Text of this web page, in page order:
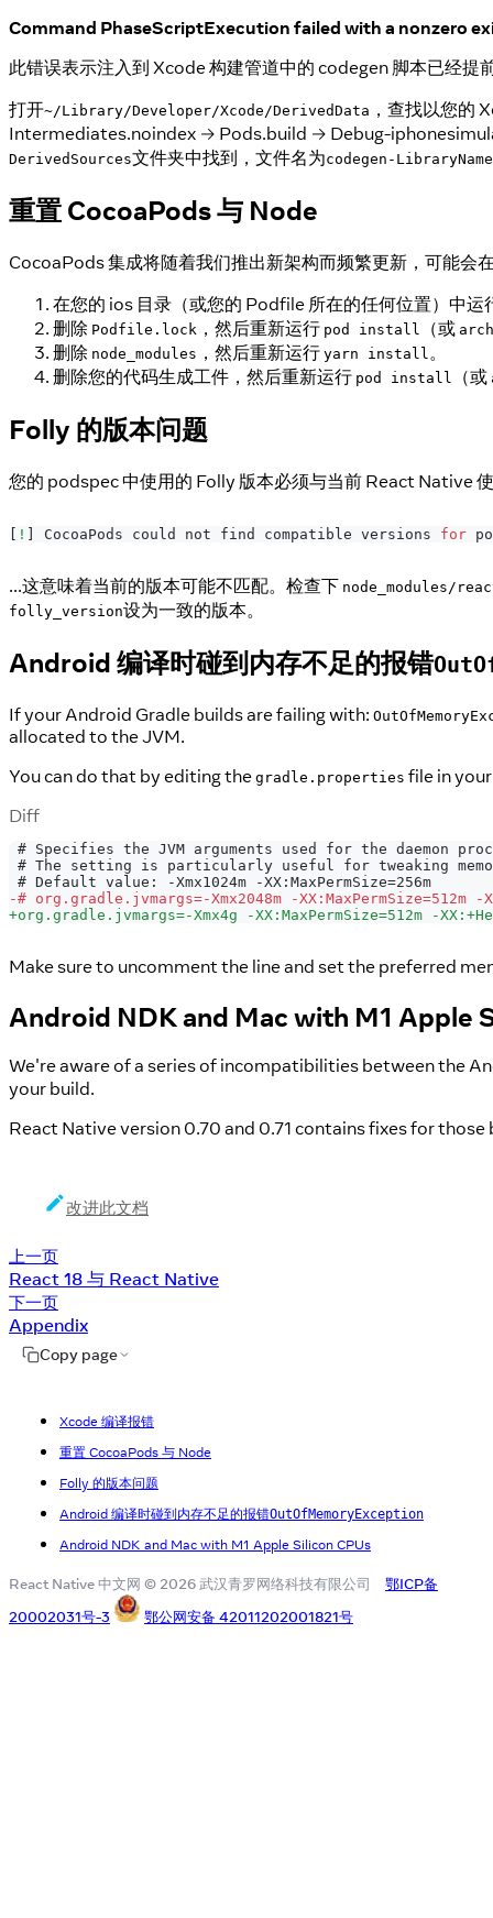
Command PhaseScriptExecution failed with a nonzero
此错误表示注入到 Xcode 构建管道中的 codegen 脚本已经
打开~/Library/Developer/Xcode/DerivedData ，查找以您的
Intermediates.noindex → Pods.build → Debug-
DerivedSources文件夹中找到，文件名为codegen-
重置 CocoaPods 与 Node
CocoaPods 集成将随着我们推出新架构而频繁更新，可能会
在您的 ios 目录（或您的 Podfile 所在的任何位置）中运
删除 Podfile.lock ，然后重新运行 pod install （或
删除 node_modules ，然后重新运行 yarn install。
删除您的代码生成工件，然后重新运行 pod install （或
Folly 的版本问题
您的 podspec 中使用的 Folly 版本必须与当前 React Native
! CocoaPods could not find compatible versions for
...这意味着当前的版本可能不匹配。检查下 node_modules/
folly_version设为一致的版本。
Android 编译时碰到内存不足的报错
If your Android Gradle builds are failing with:
allocated to the JVM.
You can do that by editing the gradle.properties file in
Diff
# Specifies the JVM arguments used for the daemon
# The setting is particularly useful for tweaking
# Default value: -Xmx1024m -XX:MaxPermSize=256m
-# org.gradle.jvmargs=-Xmx2048m -XX:MaxPermSize=512m -
+org.gradle.jvmargs=-Xmx4g -XX:MaxPermSize=512m -
Make sure to uncomment the line and set the preferred
Android NDK and Mac with M1 Apple
We're aware of a series of incompatibilities between the
your build.
React Native version 0.70 and 0.71 contains fixes for
改进此文档
上一页
React 18 与 React Native
下一页
Appendix
Copy page
Xcode 编译报错
重置 CocoaPods 与 Node
Folly 的版本问题
Android 编译时碰到内存不足的报错OutOfMemoryException
Android NDK and Mac with M1 Apple Silicon CPUs
React Native 中文网 © 2026 武汉青罗网络科技有限公司
鄂ICP备
20002031号-3
鄂公网安备 42011202001821号